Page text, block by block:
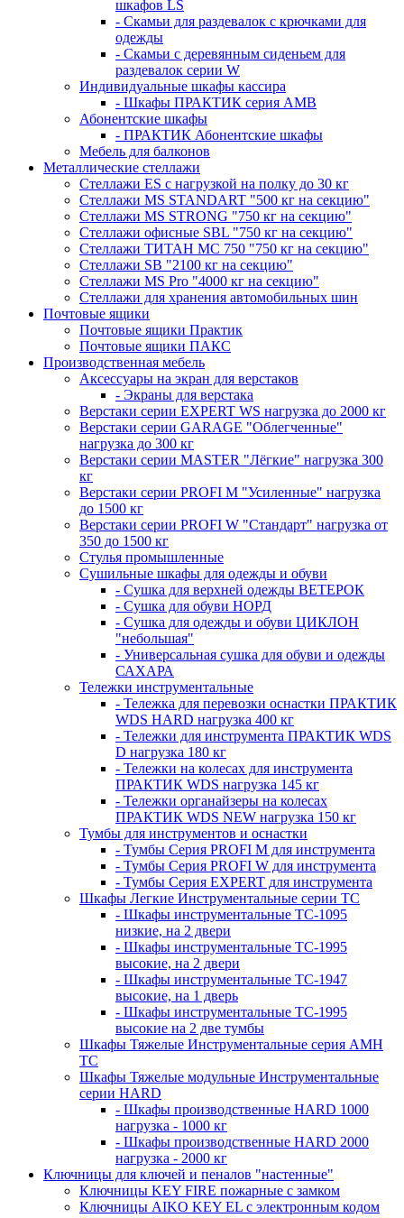
шкафов LS
- Скамьи для раздевалок с крючками для
одежды
- Скамьи с деревянным сиденьем для
раздевалок серии W
Индивидуальные шкафы кассира
- Шкафы ПРАКТИК серия AMB
Абонентские шкафы
- ПРАКТИК Абонентские шкафы
Мебель для балконов
Металлические стеллажи
Стеллажи ES с нагрузкой на полку до 30 кг
Стеллажи MS STANDART "500 кг на секцию"
Стеллажи MS STRONG "750 кг на секцию"
Стеллажи офисные SBL "750 кг на секцию"
Стеллажи ТИТАН МС 750 "750 кг на секцию"
Стеллажи SB "2100 кг на секцию"
Стеллажи MS Pro "4000 кг на секцию"
Стеллажи для хранения автомобильных шин
Почтовые ящики
Почтовые ящики Практик
Почтовые ящики ПАКС
Производственная мебель
Аксессуары на экран для верстаков
- Экраны для верстака
Верстаки серии EXPERT WS нагрузка до 2000 кг
Верстаки серии GARAGE "Облегченные"
нагрузка до 300 кг
Верстаки серии MASTER "Лёгкие" нагрузка 300
кг
Верстаки серии PROFI M "Усиленные" нагрузка
до 1500 кг
Верстаки серии PROFI W "Стандарт" нагрузка от
350 до 1500 кг
Стулья промышленные
Сушильные шкафы для одежды и обуви
- Сушка для верхней одежды ВЕТЕРОК
- Сушка для обуви НОРД
- Сушка для одежды и обуви ЦИКЛОН
"небольшая"
- Универсальная сушка для обуви и одежды
САХАРА
Тележки инструментальные
- Тележка для перевозки оснастки ПРАКТИК
WDS HARD нагрузка 400 кг
- Тележки для инструмента ПРАКТИК WDS
D нагрузка 180 кг
- Тележки на колесах для инструмента
ПРАКТИК WDS нагрузка 145 кг
- Тележки органайзеры на колесах
ПРАКТИК WDS NEW нагрузка 150 кг
Тумбы для инструментов и оснастки
- Тумбы Серия PROFI M для инструмента
- Тумбы Серия PROFI W для инструмента
- Тумбы Серия EXPERT для инструмента
Шкафы Легкие Инструментальные серии ТС
- Шкафы инструментальные TC-1095
низкие, на 2 двери
- Шкафы инструментальные TC-1995
высокие, на 2 двери
- Шкафы инструментальные ТС-1947
высокие, на 1 дверь
- Шкафы инструментальные ТС-1995
высокие на 2 две тумбы
Шкафы Тяжелые Инструментальные серия AMH
TC
Шкафы Тяжелые модульные Инструментальные
серии HARD
- Шкафы производственные HARD 1000
нагрузка - 1000 кг
- Шкафы производственные HARD 2000
нагрузка - 2000 кг
Ключницы для ключей и пеналов "настенные"
Ключницы KEY FIRE пожарные с замком
Ключницы AIKO KEY EL с электронным кодом